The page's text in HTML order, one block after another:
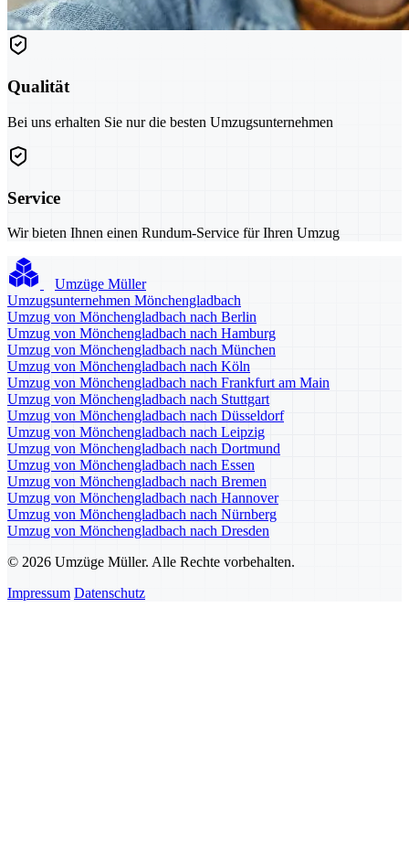
Qualität
Bei uns erhalten Sie nur die besten Umzugsunternehmen
Service
Wir bieten Ihnen einen Rundum-Service für Ihren Umzug
Umzüge Müller
Umzugsunternehmen Mönchengladbach
Umzug von Mönchengladbach nach Berlin
Umzug von Mönchengladbach nach Hamburg
Umzug von Mönchengladbach nach München
Umzug von Mönchengladbach nach Köln
Umzug von Mönchengladbach nach Frankfurt am Main
Umzug von Mönchengladbach nach Stuttgart
Umzug von Mönchengladbach nach Düsseldorf
Umzug von Mönchengladbach nach Leipzig
Umzug von Mönchengladbach nach Dortmund
Umzug von Mönchengladbach nach Essen
Umzug von Mönchengladbach nach Bremen
Umzug von Mönchengladbach nach Hannover
Umzug von Mönchengladbach nach Nürnberg
Umzug von Mönchengladbach nach Dresden
© 2026 Umzüge Müller. Alle Rechte vorbehalten.
Impressum Datenschutz